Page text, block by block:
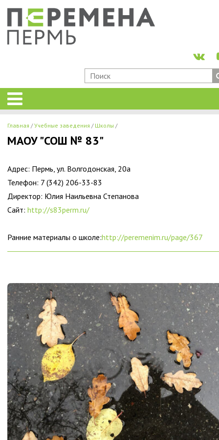
Главная Учебные заведения Школы
МАОУ "СОШ № 83"
Адрес: Пермь, ул. Волгодонская, 20а
Телефон: 7 (342) 206-33-83
Директор: Юлия Наильевна Степанова
Сайт: http://s83perm.ru/
Ранние материалы о школе:http://peremenim.ru/page/367